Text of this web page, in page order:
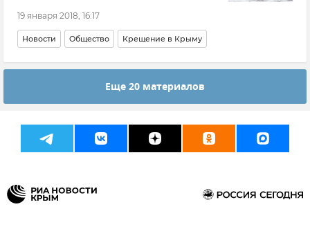
19 января 2018, 16:17
Новости Общество Крещение в Крыму
Еще 20 материалов